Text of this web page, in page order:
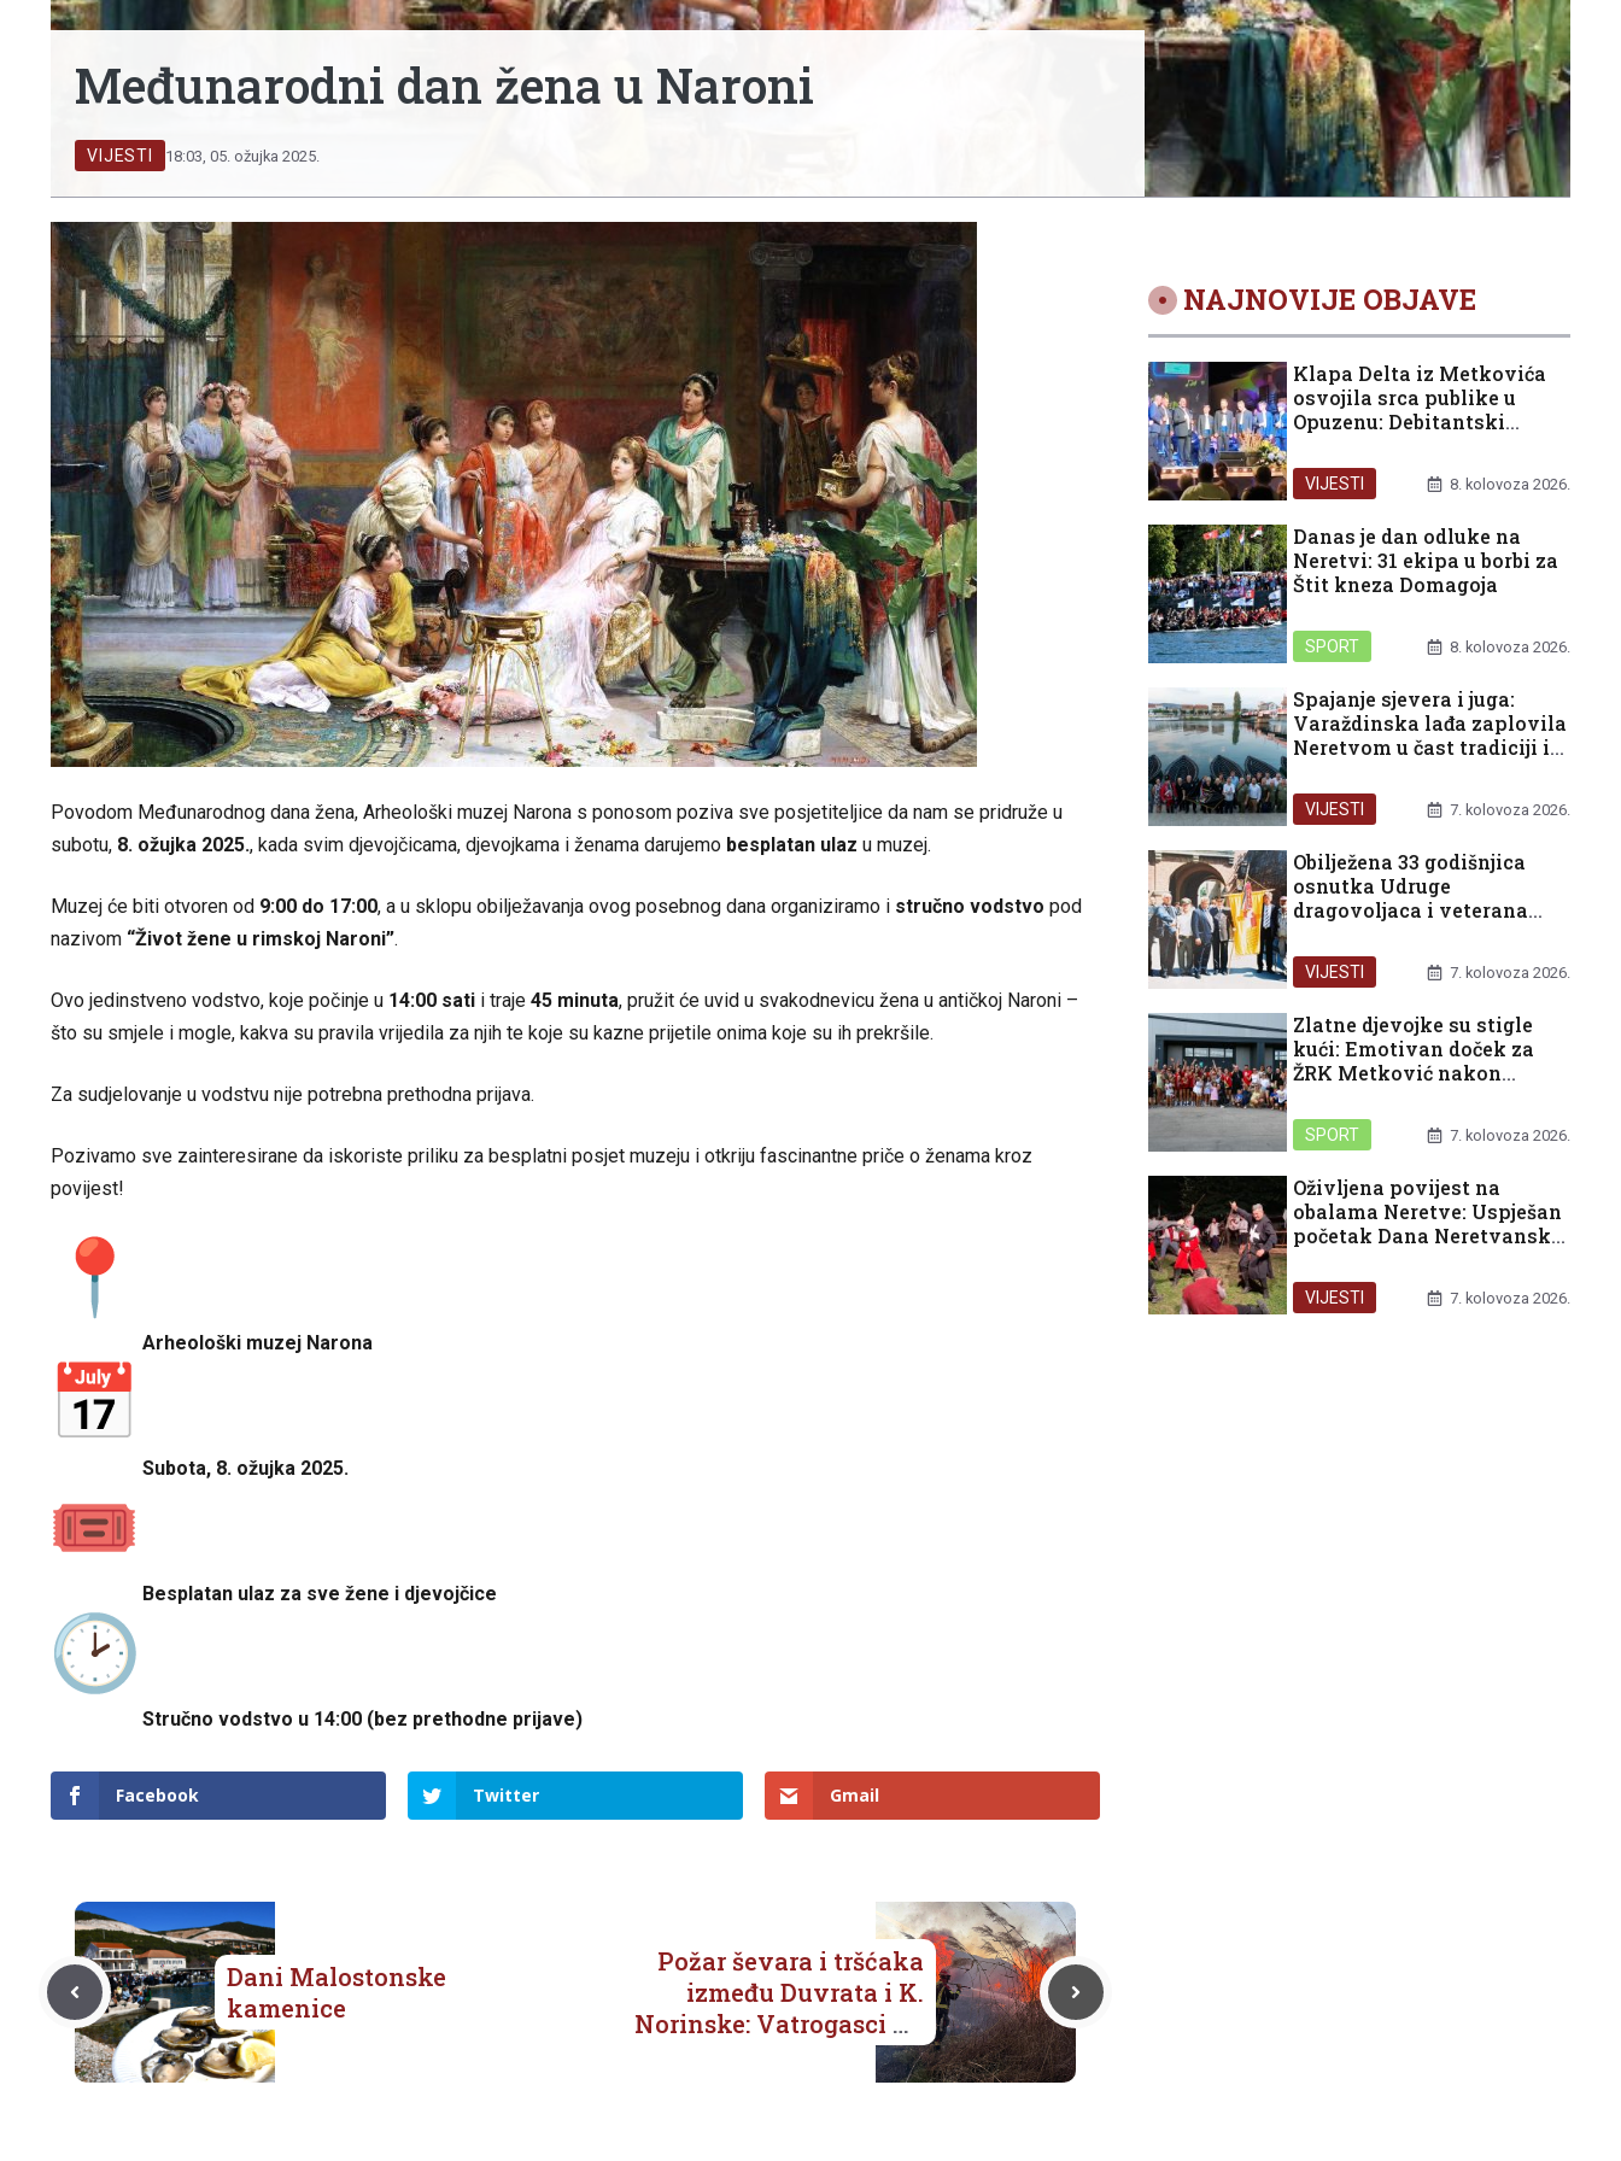
Međunarodni dan žena u Naroni
VIJESTI 18:03, 05. ožujka 2025.
Povodom Međunarodnog dana žena, Arheološki muzej Narona s ponosom poziva sve posjetiteljice da nam se pridruže u
subotu, 8. ožujka 2025., kada svim djevojčicama, djevojkama i ženama darujemo besplatan ulaz u muzej.
Muzej će biti otvoren od 9:00 do 17:00, a u sklopu obilježavanja ovog posebnog dana organiziramo i stručno vodstvo pod
nazivom “Život žene u rimskoj Naroni”.
Ovo jedinstveno vodstvo, koje počinje u 14:00 sati i traje 45 minuta, pružit će uvid u svakodnevicu žena u antičkoj Naroni –
što su smjele i mogle, kakva su pravila vrijedila za njih te koje su kazne prijetile onima koje su ih prekršile.
Za sudjelovanje u vodstvu nije potrebna prethodna prijava.
Pozivamo sve zainteresirane da iskoriste priliku za besplatni posjet muzeju i otkriju fascinantne priče o ženama kroz
povijest!
Arheološki muzej Narona
Subota, 8. ožujka 2025.
Besplatan ulaz za sve žene i djevojčice
Stručno vodstvo u 14:00 (bez prethodne prijave)
Facebook Twitter Gmail
Dani Malostonske
kamenice
Požar ševara i tršćaka
između Duvrata i K.
Norinske: Vatrogasci na
terenu
NAJNOVIJE OBJAVE
Klapa Delta iz Metkovića
osvojila srca publike u
Opuzenu: Debitantski
nagradom
VIJESTI 8. kolovoza 2026.
Danas je dan odluke na
Neretvi: 31 ekipa u borbi za
Štit kneza Domagoja
SPORT 8. kolovoza 2026.
Spajanje sjevera i juga:
Varaždinska lađa zaplovila
Neretvom u čast tradiciji i
VIJESTI 7. kolovoza 2026.
Obilježena 33 godišnjica
osnutka Udruge
dragovoljaca i veterana
Republike Hrvatske u
organizaciji Podružnice
županije
VIJESTI 7. kolovoza 2026.
Zlatne djevojke su stigle
kući: Emotivan doček za
ŽRK Metković nakon
Rijeci
SPORT 7. kolovoza 2026.
Oživljena povijest na
obalama Neretve: Uspješan
početak Dana Neretvanske
pred nama
VIJESTI 7. kolovoza 2026.